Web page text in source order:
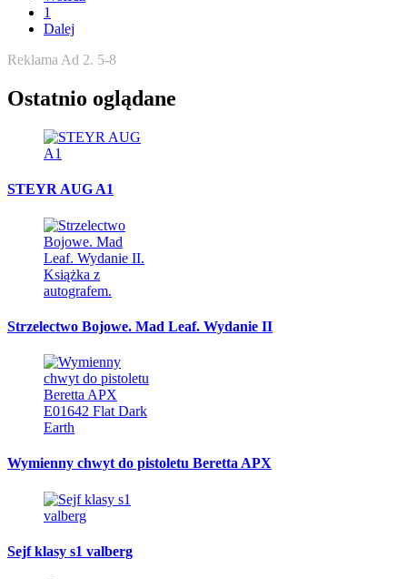
1
Dalej
Reklama Ad 2. 5-8
Ostatnio oglądane
STEYR AUG A1
Strzelectwo Bojowe. Mad Leaf. Wydanie II
Wymienny chwyt do pistoletu Beretta APX
Sejf klasy s1 valberg